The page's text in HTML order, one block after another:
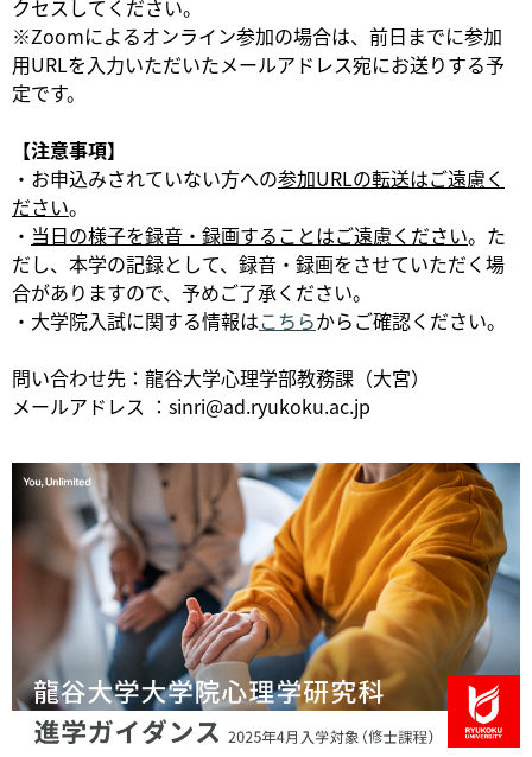
クセスしてください。
※Zoomによるオンライン参加の場合は、前日までに参加
用URLを入力いただいたメールアドレス宛にお送りする予
定です。
【注意事項】
・お申込みされていない方への参加URLの転送はご遠慮く
ださい。
・ 当日の様子を録音・録画することはご遠慮ください。た
だし、本学の記録として、録音・録画をさせていただく場
合がありますので、予めご了承ください。
・大学院入試に関する情報はこちらからご確認ください。
問い合わせ先：龍谷大学心理学部教務課（大宮）
メールアドレス ：sinri@ad.ryukoku.ac.jp